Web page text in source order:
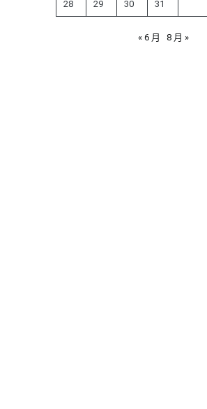
28 29 30 31
« 6 月 8 月 »